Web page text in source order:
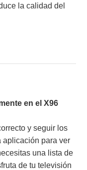
la calidad del
en el X96
y seguir los
aplicación para ver
una lista de
de tu televisión